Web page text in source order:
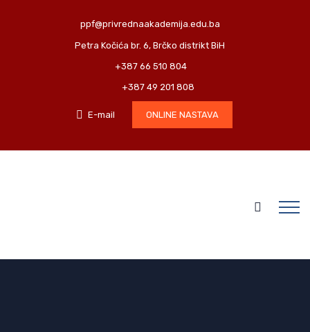
ppf@privrednaakademija.edu.ba
Petra Kočića br. 6, Brčko distrikt BiH
+387 66 510 804
+387 49 201 808
E-mail ONLINE NASTAVA